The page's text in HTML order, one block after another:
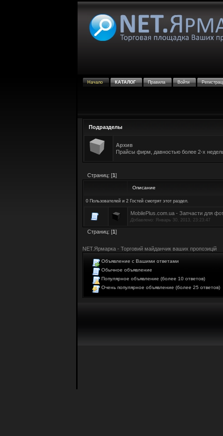
Начало КАТАЛОГ Правила Войти
Подразделы
Архив
Прайсы фирм, давностью более 2-х
Страниц: [1]
Описание
0 Пользователей и 2 Гостей смотрят этот раздел.
MobilePlus.com.ua - Запчасти для
Добавлено: Январь 30, 2013, 23:23:47
Страниц: [1]
NET.Ярмарка - Торговий майданчик ваших пропозицій
Объявление с Вашими ответами
Обычное объявление
Популярное объявление (более 10 ответов)
Очень популярное объявление (более 25 ответов)